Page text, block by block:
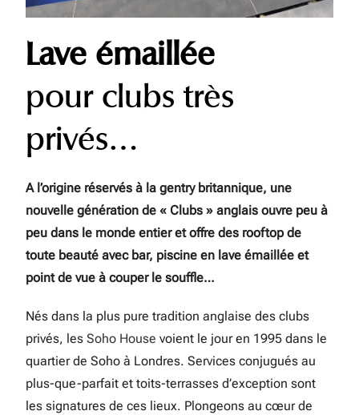
Lave émaillée
pour clubs très
privés…
A l’origine réservés à la gentry britannique, une
nouvelle génération de « Clubs » anglais ouvre peu à
peu dans le monde entier et offre des rooftop de
toute beauté avec bar, piscine en lave émaillée et
point de vue à couper le souffle…
Nés dans la plus pure tradition anglaise des clubs
privés, lesSoho House voient le jour en 1995 dans le
quartier de Soho à Londres. Services conjugués au
plus-que-parfait et toits-terrasses d’exception sont
les signatures de ces lieux. Plongeons au cœur de